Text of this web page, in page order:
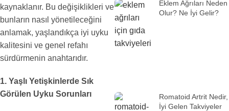
kaynaklanır. Bu değişiklikleri ve
bunların nasıl yönetileceğini
anlamak, yaşlandıkça iyi uyku
kalitesini ve genel refahı
sürdürmenin anahtarıdır.
1. Yaşlı Yetişkinlerde Sık
Görülen Uyku Sorunları
Eklem Ağrıları Neden
Olur? Ne İyi Gelir?
Romatoid Artrit Nedir,
İyi Gelen Takviyeler